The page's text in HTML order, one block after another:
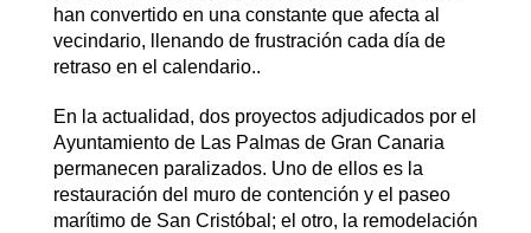
han convertido en una constante que afecta al
vecindario, llenando de frustración cada día de
retraso en el calendario..
En la actualidad, dos proyectos adjudicados por el
Ayuntamiento de Las Palmas de Gran Canaria
permanecen paralizados. Uno de ellos es la
restauración del muro de contención y el paseo
marítimo de San Cristóbal; el otro, la remodelación